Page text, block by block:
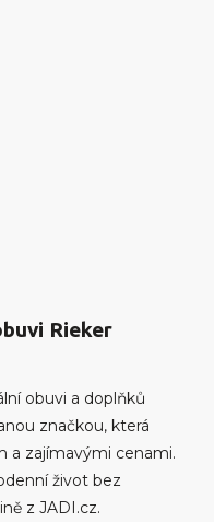
Rieker
obuvi a doplňků
značkou, která
a zajímavými cenami.
život bez
z JADI.cz.